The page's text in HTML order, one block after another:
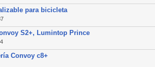
para bicicleta
S2+, Lumintop Prince
Convoy c8+